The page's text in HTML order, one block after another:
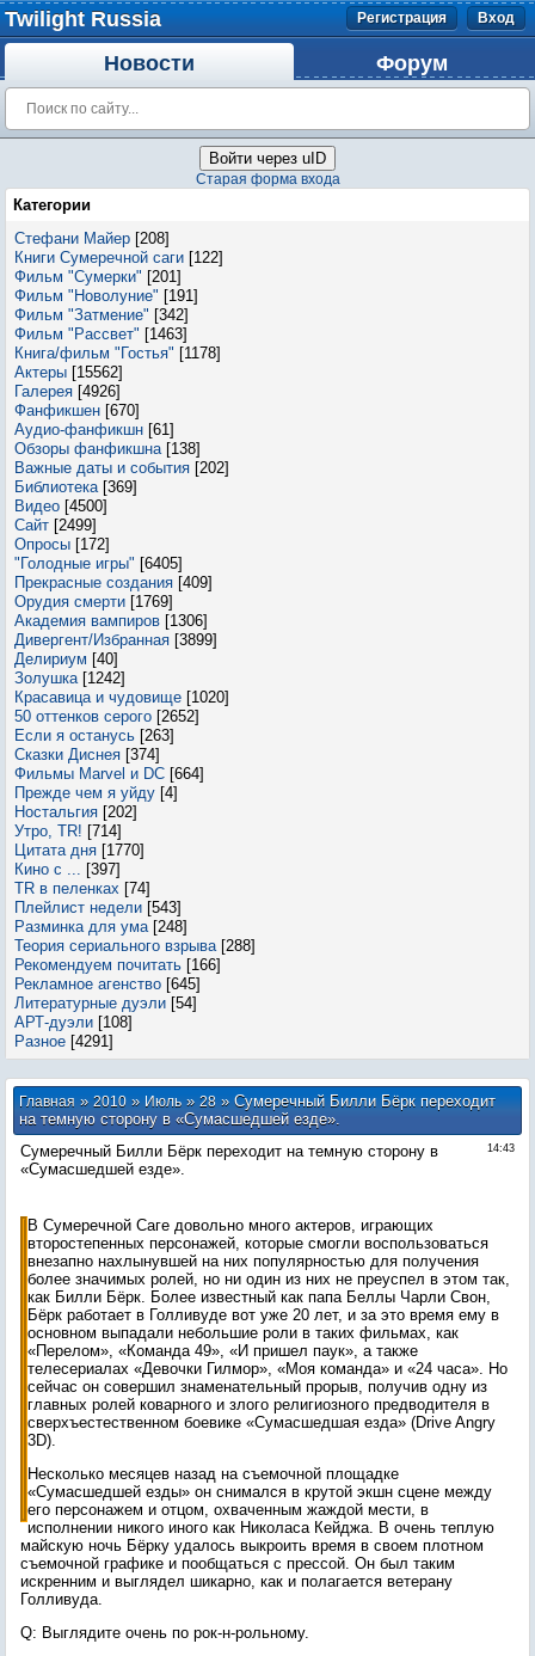
Twilight Russia Регистрация Вход
Новости Форум
Войти через uID
Старая форма входа
Категории
Стефани Майер [208]
Книги Сумеречной саги [122]
Фильм "Сумерки" [201]
Фильм "Новолуние" [191]
Фильм "Затмение" [342]
Фильм "Рассвет" [1463]
Книга/фильм "Гостья" [1178]
Актеры [15562]
Галерея [4926]
Фанфикшен [670]
Аудио-фанфикшн [61]
Обзоры фанфикшна [138]
Важные даты и события [202]
Библиотека [369]
Видео [4500]
Сайт [2499]
Опросы [172]
"Голодные игры" [6405]
Прекрасные создания [409]
Орудия смерти [1769]
Академия вампиров [1306]
Дивергент/Избранная [3899]
Делириум [40]
Золушка [1242]
Красавица и чудовище [1020]
50 оттенков серого [2652]
Если я останусь [263]
Сказки Диснея [374]
Фильмы Marvel и DC [664]
Прежде чем я уйду [4]
Ностальгия [202]
Утро, TR! [714]
Цитата дня [1770]
Кино с ... [397]
TR в пеленках [74]
Плейлист недели [543]
Разминка для ума [248]
Теория сериального взрыва [288]
Рекомендуем почитать [166]
Рекламное агенство [645]
Литературные дуэли [54]
АРТ-дуэли [108]
Разное [4291]
Главная»2010 » Июль » 28» Сумеречный Билли Бёрк переходит
на темную сторону в «Сумасшедшей езде».
14:43
Сумеречный Билли Бёрк переходит на темную сторону в
«Сумасшедшей езде».
В Сумеречной Саге довольно много актеров, играющих
второстепенных персонажей, которые смогли воспользоваться
внезапно нахлынувшей на них популярностью для получения
более значимых ролей, но ни один из них не преуспел в этом так,
как Билли Бёрк. Более известный как папа Беллы Чарли Свон,
Бёрк работает в Голливуде вот уже 20 лет, и за это время ему в
основном выпадали небольшие роли в таких фильмах, как
«Перелом», «Команда 49», «И пришел паук», а также
телесериалах «Девочки Гилмор», «Моя команда» и «24 часа». Но
сейчас он совершил знаменательный прорыв, получив одну из
главных ролей коварного и злого религиозного предводителя в
сверхъестественном боевике «Сумасшедшая езда» (Drive Angry
3D).
Несколько месяцев назад на съемочной площадке
«Сумасшедшей езды» он снимался в крутой экшн сцене между
его персонажем и отцом, охваченным жаждой мести, в
исполнении никого иного как Николаса Кейджа. В очень теплую
майскую ночь Бёрку удалось выкроить время в своем плотном
съемочной графике и пообщаться с прессой. Он был таким
искренним и выглядел шикарно, как и полагается ветерану
Голливуда.
Q: Выглядите очень по рок-н-рольному.